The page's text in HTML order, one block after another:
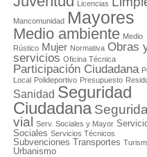
Licencias
Mancomunidad Mayores
Medio ambiente Medio
Rústico Mujer Normativa Obras
servicios Oficina Técnica
Participación Ciudadana
Local Polideportivo Presupuesto
Sanidad Seguridad
Ciudadana
vial
Serv. Sociales y Mayor
Sociales Servicios Técnicos
Subvenciones Transportes
Urbanismo